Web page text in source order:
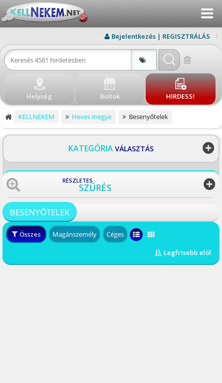
Menu
BEJELENTKEZÉS
REGISZTRÁLÁS
VISSZA
Bejelentkezés | REGISZTRÁLÁS
Helység Boltok HIRDESS!
KELLNEKEM Heves megye Besenyőtelek
KATEGÓRIA VÁLASZTÁS
RÉSZLETES
SZŰRÉS
BESENYŐTELEK
Összes Magánszemély Céges
Legfrisebb elöl